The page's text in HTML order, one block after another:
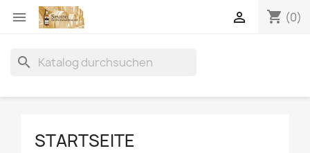
 shopping_cart (0)

search
STARTSEITE